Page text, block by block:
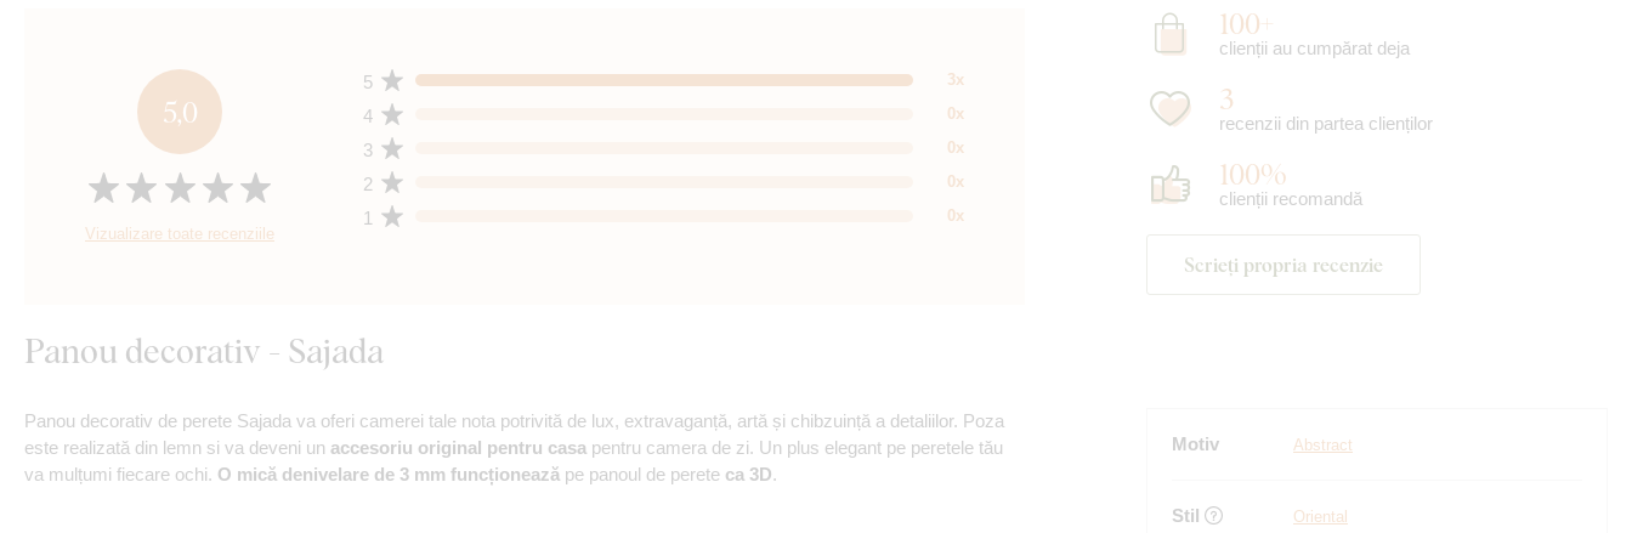
5,0
Vizualizare toate recenziile
1 0x
2 0x
3 0x
4 0x
5 3x
100+
clienții au cumpărat deja
3
recenzii din partea clienților
100%
clienții recomandă
Scrieți propria recenzie
Panou decorativ - Sajada
Panou decorativ de perete Sajada va oferi camerei tale nota potrivită de lux, extravaganță, artă și chibzuință a detaliilor. Poza
este realizată din lemn si va deveni un accesoriu original pentru casa pentru camera de zi. Un plus elegant pe peretele tău
va mulțumi fiecare ochi. O mică denivelare de 3 mm funcționează pe panoul de perete ca 3D.
Motiv Abstract
Stil Oriental